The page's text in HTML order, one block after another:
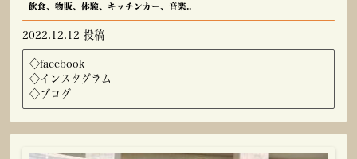
飲食、物販、体験、キッチンカー、音楽..
2022.12.12 投稿
◇facebook
◇インスタグラム
◇ブログ